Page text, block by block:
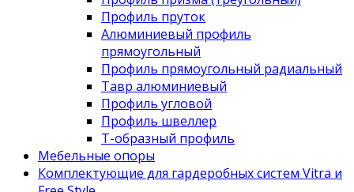
Профиль пруток
Алюминиевый профиль
прямоугольный
Профиль прямоугольный радиальный
Тавр алюминиевый
Профиль угловой
Профиль швеллер
Т-образный профиль
Мебельные опоры
Комплектующие для гардеробных систем Vitra и